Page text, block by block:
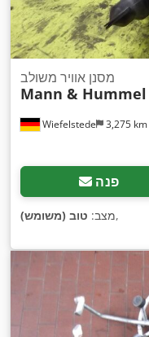
Wiefelstede 3,275 km
מסנן אוויר משולב
Mann & Hummel
פנה
מצב: טוב (משומש) ,